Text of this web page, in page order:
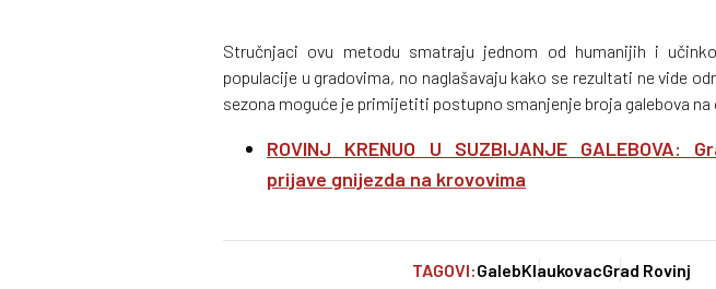
Stručnjaci ovu metodu smatraju jednom od humanijih i
populacije u gradovima, no naglašavaju kako se rezultati ne vide
sezona moguće je primijetiti postupno smanjenje broja galebova
ROVINJ KRENUO U SUZBIJANJE GALEBOVA:
prijave gnijezda na krovovima
TAGOVI:GalebKlaukovacGrad Rovinj